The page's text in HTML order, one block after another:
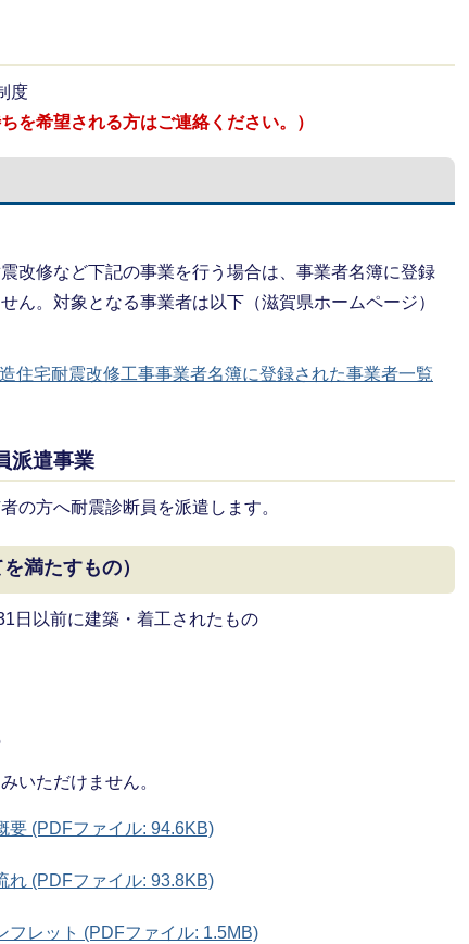
度
を希望される方はご連絡ください。）
改修など下記の事業を行う場合は、事業者名簿に登録
ん。対象となる事業者は以下（滋賀県ホームページ）
住宅耐震改修工事事業者名簿に登録された事業者一覧
派遣事業
の方へ耐震診断員を派遣します。
満たすもの）
日以前に建築・着工されたもの
いただけません。
要 (PDFファイル: 94.6KB)
れ (PDFファイル: 93.8KB)
フレット (PDFファイル: 1.5MB)